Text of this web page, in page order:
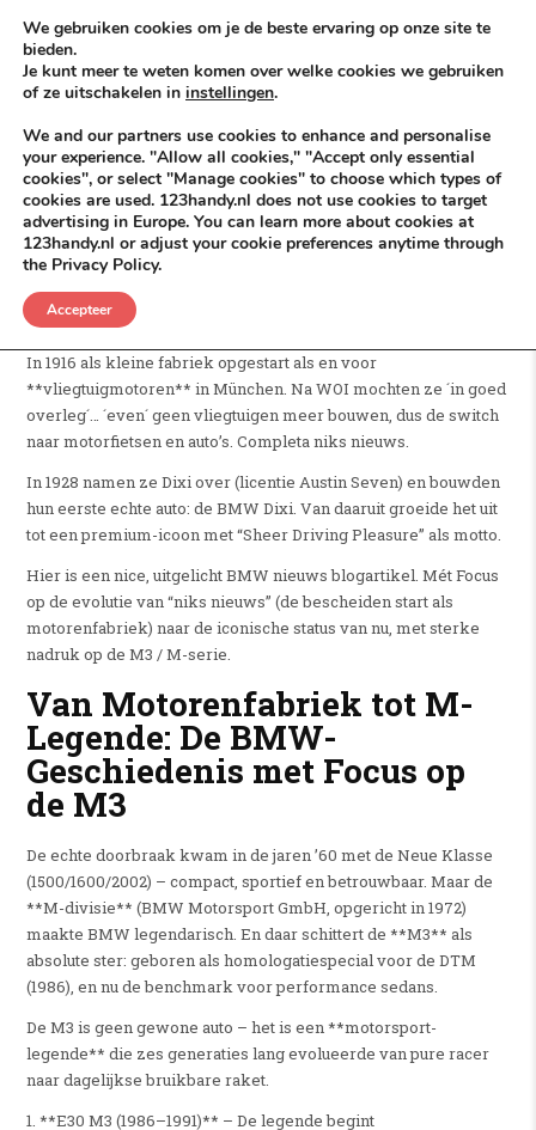
KEEP ICT CLEAN
VÓÓR MÉÉR IN EIGEN ZZPBELANG ®
De evolutie van “niks nieuws”
DGM RDAM
BMW – Bayerische Motoren Werke – klinkt als pure luxe en
In 1916 als kleine fabriek opgestart als en voor
**vliegtuigmotoren** in München. Na WOI mochten ze ´in goed
overleg´… ´even´ geen vliegtuigen meer bouwen, dus de switch
naar motorfietsen en auto’s. Completa niks nieuws.
In 1928 namen ze Dixi over (licentie Austin Seven) en bouwden
hun eerste echte auto: de BMW Dixi. Van daaruit groeide het uit
tot een premium-icoon met “Sheer Driving Pleasure” als motto.
Hier is een nice, uitgelicht BMW nieuws blogartikel. Mét Focus
op de evolutie van “niks nieuws” (de bescheiden start als
motorenfabriek) naar de iconische status van nu, met sterke
nadruk op de M3 / M-serie.
Van Motorenfabriek tot M-
Legende: De BMW-
Geschiedenis met Focus op
de M3
De echte doorbraak kwam in de jaren ’60 met de Neue Klasse
(1500/1600/2002) – compact, sportief en betrouwbaar. Maar de
**M-divisie** (BMW Motorsport GmbH, opgericht in 1972)
maakte BMW legendarisch. En daar schittert de **M3** als
absolute ster: geboren als homologatiespecial voor de DTM
(1986), en nu de benchmark voor performance sedans.
De M3 is geen gewone auto – het is een **motorsport-
legende** die zes generaties lang evolueerde van pure racer
naar dagelijkse bruikbare raket.
1. **E30 M3 (1986–1991)** – De legende begint
We gebruiken cookies om je de beste ervaring op onze site te
bieden.
Je kunt meer te weten komen over welke cookies we gebruiken
of ze uitschakelen in instellingen.
We and our partners use cookies to enhance and personalise
your experience. "Allow all cookies," "Accept only essential
cookies", or select "Manage cookies" to choose which types of
cookies are used. 123handy.nl does not use cookies to target
advertising in Europe. You can learn more about cookies at
123handy.nl or adjust your cookie preferences anytime through
the Privacy Policy.
Accepteer